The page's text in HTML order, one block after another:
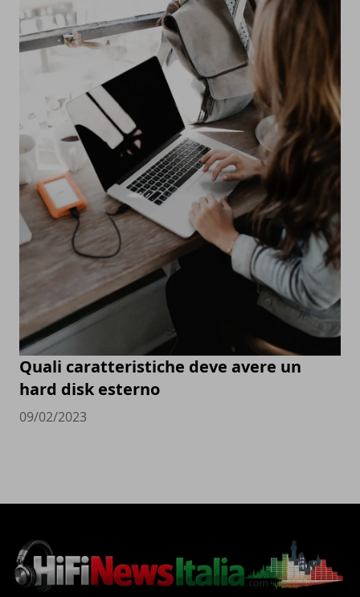
Quali caratteristiche deve avere un
hard disk esterno
09/02/2023